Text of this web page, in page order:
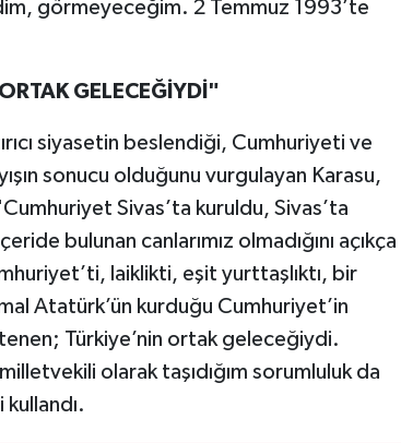
görmeyeceğim. 2 Temmuz 1993’te
GELECEĞİYDİ"
siyasetin beslendiği, Cumhuriyeti ve
sonucu olduğunu vurgulayan Karasu,
Sivas’ta kuruldu, Sivas’ta
bulunan canlarımız olmadığını açıkça
laiklikti, eşit yurttaşlıktı, bir
Atatürk’ün kurduğu Cumhuriyet’in
Türkiye’nin ortak geleceğiydi.
olarak taşıdığım sorumluluk da